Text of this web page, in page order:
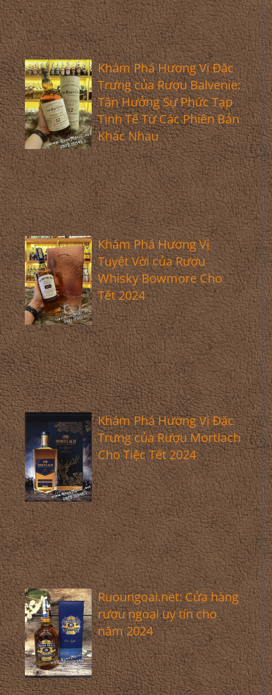
Khám Phá Hương Vị Đặc
Trưng của Rượu Balvenie:
Tận Hưởng Sự Phức Tạp
Tinh Tế Từ Các Phiên Bản
Khác Nhau
Khám Phá Hương Vị
Tuyệt Vời của Rượu
Whisky Bowmore Cho
Tết 2024
Khám Phá Hương Vị Đặc
Trưng của Rượu Mortlach
Cho Tiệc Tết 2024
Ruoungoai.net: Cửa hàng
rượu ngoại uy tín cho
năm 2024